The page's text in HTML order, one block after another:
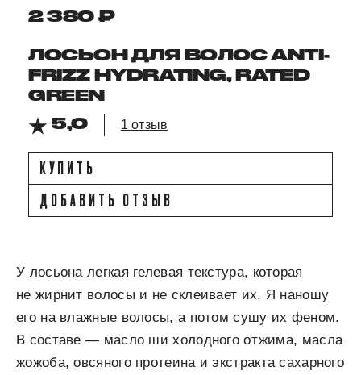
2 380 ₽
ЛОСЬОН ДЛЯ ВОЛОС ANTI-
FRIZZ HYDRATING, RATED
GREEN
5,0
1 отзыв
КУПИТЬ
ДОБАВИТЬ ОТЗЫВ
У лосьона легкая гелевая текстура, которая
не жирнит волосы и не склеивает их. Я наношу
его на влажные волосы, а потом сушу их феном.
В составе — масло ши холодного отжима, масла
жожоба, овсяного протеина и экстракта сахарного